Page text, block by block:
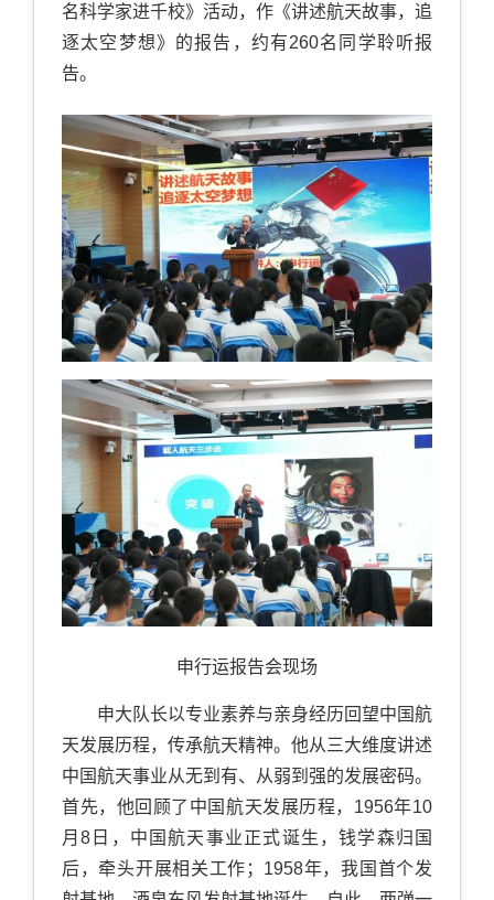
名科学家进千校》活动，作《讲述航天故事，追
逐太空梦想》的报告，约有260名同学聆听报
告。
申行运报告会现场
申大队长以专业素养与亲身经历回望中国航
天发展历程，传承航天精神。他从三大维度讲述
中国航天事业从无到有、从弱到强的发展密码。
首先，他回顾了中国航天发展历程，1956年10
月8日，中国航天事业正式诞生，钱学森归国
后，牵头开展相关工作；1958年，我国首个发